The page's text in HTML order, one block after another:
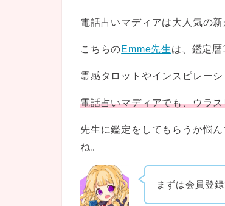
電話占いマディアは大人気の
こちらのEmme先生は、鑑定暦
霊感タロットやインスピレー
電話占いマディアでも、ウラ
先生に鑑定をしてもらうか悩
ね。
まずは会員登